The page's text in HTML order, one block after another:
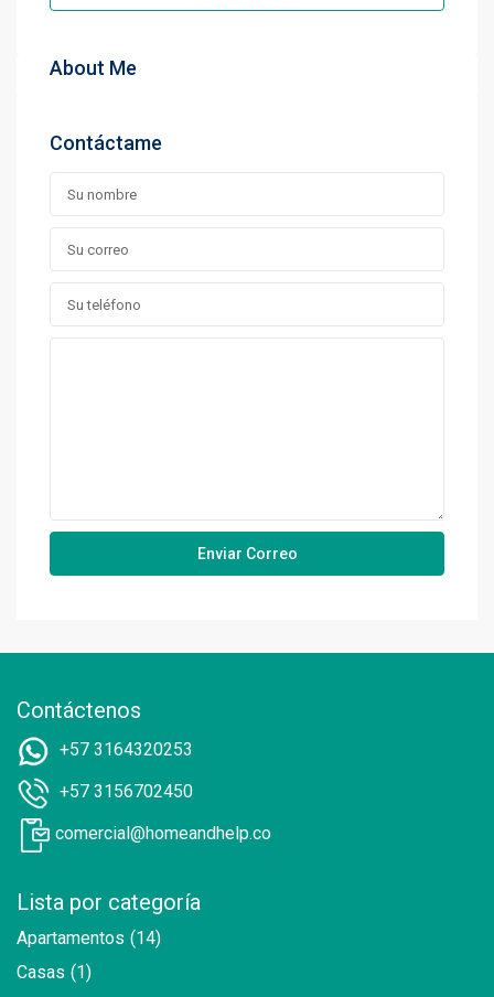
About Me
Contáctame
Contáctenos
+57 3164320253
+57 3156702450
comercial@homeandhelp.co
Lista por categoría
Apartamentos (14)
Casas (1)